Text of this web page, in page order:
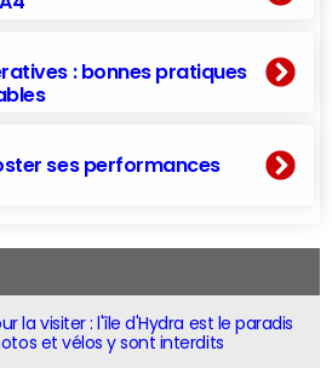
: bonnes pratiques
ses performances
la visiter : l'île d'Hydra est le paradis
et vélos y sont interdits